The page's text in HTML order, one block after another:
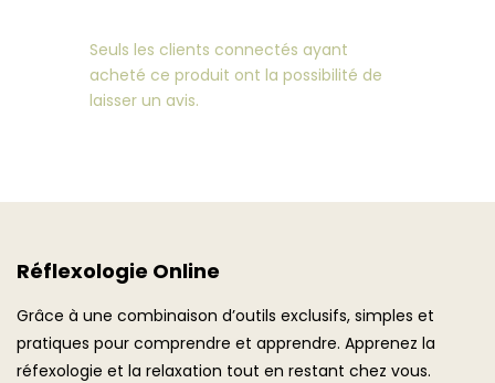
Seuls les clients connectés ayant
acheté ce produit ont la possibilité de
laisser un avis.
Réflexologie Online
Grâce à une combinaison d’outils exclusifs, simples et
pratiques pour comprendre et apprendre. Apprenez la
réfexologie et la relaxation tout en restant chez vous.